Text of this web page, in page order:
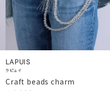
LAPUIS
ラピュイ
Craft beads charm